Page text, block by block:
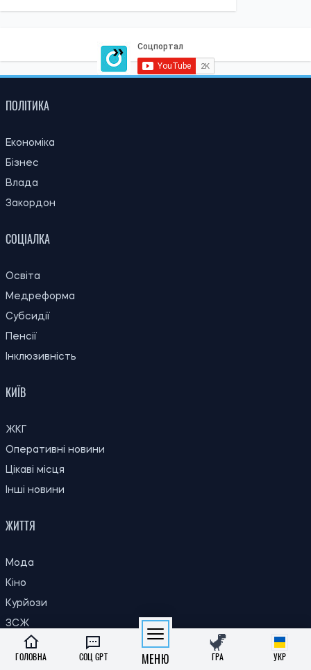
Влада
Освіта
Медреформа
Інклюзивність
Оперативні новини
Кіно
Курйози
ЗСЖ
ГОЛОВНА СОЦ GPT МЕНЮ ГРА УКР